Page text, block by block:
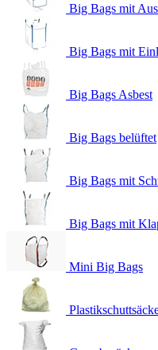
Big Bags mit
Big Bags mit
Big Bags Asbest
Big Bags belüftet
Big Bags mit
Big Bags mit
Mini Big Bags